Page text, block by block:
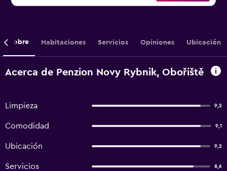
Sobre Habitaciones Servicios Opiniones Ubicación
Acerca de Penzion Novy Rybnik, Obořiště
Limpieza 9,2
Comodidad 9,1
Ubicación 9,2
Servicios 8,6